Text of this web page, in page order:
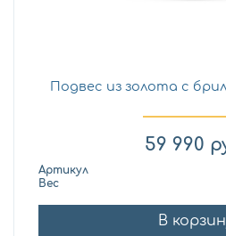
Подвес из золота с
59 990
Артикул
Вес
В